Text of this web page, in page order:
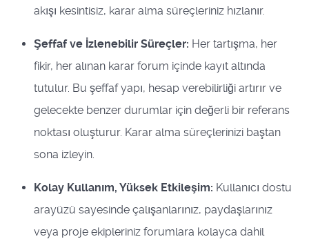
akışı kesintisiz, karar alma süreçleriniz hızlanır.
Şeffaf ve İzlenebilir Süreçler: Her tartışma, her
fikir, her alınan karar forum içinde kayıt altında
tutulur. Bu şeffaf yapı, hesap verebilirliği artırır ve
gelecekte benzer durumlar için değerli bir referans
noktası oluşturur. Karar alma süreçlerinizi baştan
sona izleyin.
Kolay Kullanım, Yüksek Etkileşim: Kullanıcı dostu
arayüzü sayesinde çalışanlarınız, paydaşlarınız
veya proje ekipleriniz forumlara kolayca dahil